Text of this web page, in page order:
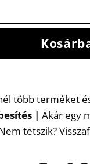
több terméket
| Akár egy
tetszik?